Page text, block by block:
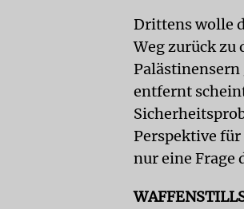
Drittens wolle
Weg zurück zu
entfernt
Perspektive
nur eine Frage